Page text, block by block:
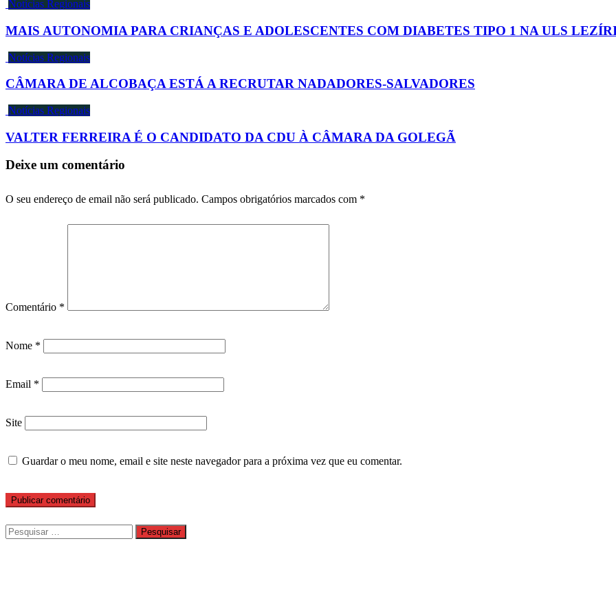
Notícias Regionais
MAIS AUTONOMIA PARA CRIANÇAS E ADOLESCENTES COM DIABETES TIPO 1 NA ULS
Notícias Regionais
CÂMARA DE ALCOBAÇA ESTÁ A RECRUTAR NADADORES-SALVADORES
Notícias Regionais
VALTER FERREIRA É O CANDIDATO DA CDU À CÂMARA DA GOLEGÃ
Deixe um comentário
O seu endereço de email não será publicado. Campos obrigatórios marcados com *
Comentário *
Nome *
Email *
Site
Guardar o meu nome, email e site neste navegador para a próxima vez que eu comentar.
Pesquisar
por: